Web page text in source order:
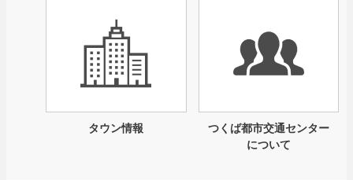
タウン情報
つくば都市交通センター
について